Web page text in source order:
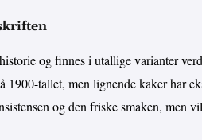
og finnes i utallige varianter
1900-tallet, men lignende kaker har
og den friske smaken, men